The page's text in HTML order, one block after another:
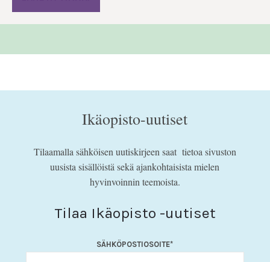
Ikäopisto-uutiset
Tilaamalla sähköisen uutiskirjeen saat tietoa sivuston
uusista sisällöistä sekä ajankohtaisista mielen
hyvinvoinnin teemoista.
Tilaa Ikäopisto -uutiset
SÄHKÖPOSTIOSOITE*